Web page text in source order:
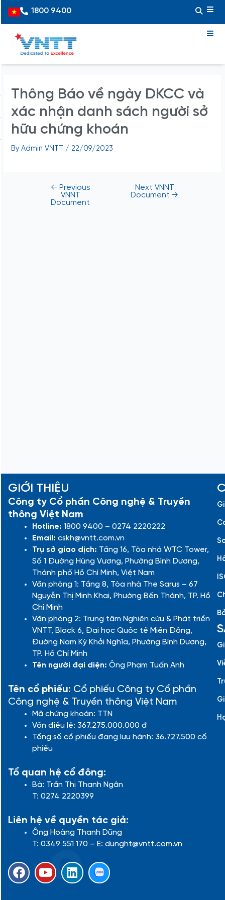
content
Vietnamese
1800 9400
Thông Báo về ngày DKCC và
xác nhận danh sách người sở
hữu chứng khoán
ByAdmin VNTT / 22/09/2023
navigation
← Previous
VNNT
Document
Next VNNT
Document →
GIỚI THIỆU
Công ty Cổ phần Công nghệ & Truyền
thông Việt Nam
Hotline: 1800 9400 – 0274 2220222
Email: cskh@vntt.com.vn
Trụ sở giao dịch: Tầng 16, Tòa nhà WTC Tower,
Số 1 Đường Hùng Vương, Phường Bình Dương,
Thành phố Hồ Chí Minh, Việt Nam
Văn phòng 1: Tầng 8, Tòa nhà The Sarus – 67
Nguyễn Thị Minh Khai, Phường Bến Thành, TP. Hồ
Chí Minh
Văn phòng 2: Trung tâm Nghiên cứu & Phát triển
VNTT, Block 6, Đại học Quốc tế Miền Đông,
Đường Nam Kỳ Khởi Nghĩa, Phường Bình Dương,
TP. Hồ Chí Minh
Tên người đại diện: Ông Phạm Tuấn Anh
Tên cổ phiếu: Cổ phiếu Công ty Cổ phần
Công nghệ & Truyền thông Việt Nam
Mã chứng khoán: TTN
Vốn điều lệ: 367.275.000.000 đ
Tổng số cổ phiếu đang lưu hành: 36.727.500 cổ
phiếu
Tổ quan hệ cổ đông:
Bà: Trần Thị Thanh Ngân
T: 0274 2220399
Liên hệ về quyền tác giả:
Ông Hoàng Thanh Dũng
T: 0349 551 170 – E: dunght@vntt.com.vn
F
a
Y
o
L
i